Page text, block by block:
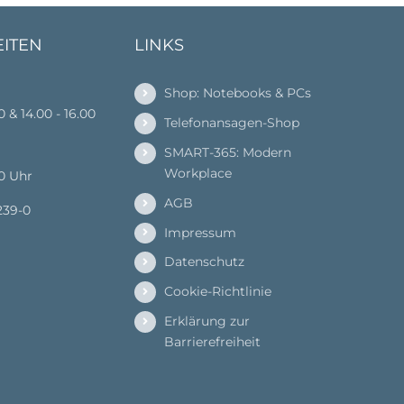
& 14.00 - 16.00
Uhr
0
LINKS
Shop: Notebooks & PCs
Telefonansagen-Shop
SMART-365: Modern
Workplace
AGB
Impressum
Datenschutz
Cookie-Richtlinie
Erklärung zur
Barrierefreiheit